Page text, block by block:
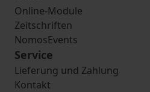
Online-Module
Zeitschriften
NomosEvents
Service
Lieferung und Zahlung
Kontakt